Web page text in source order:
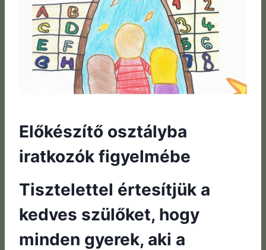
Előkészítő osztályba
iratkozók figyelmébe
Tisztelettel értesítjük a
kedves szülőket, hogy
minden gyerek, aki a